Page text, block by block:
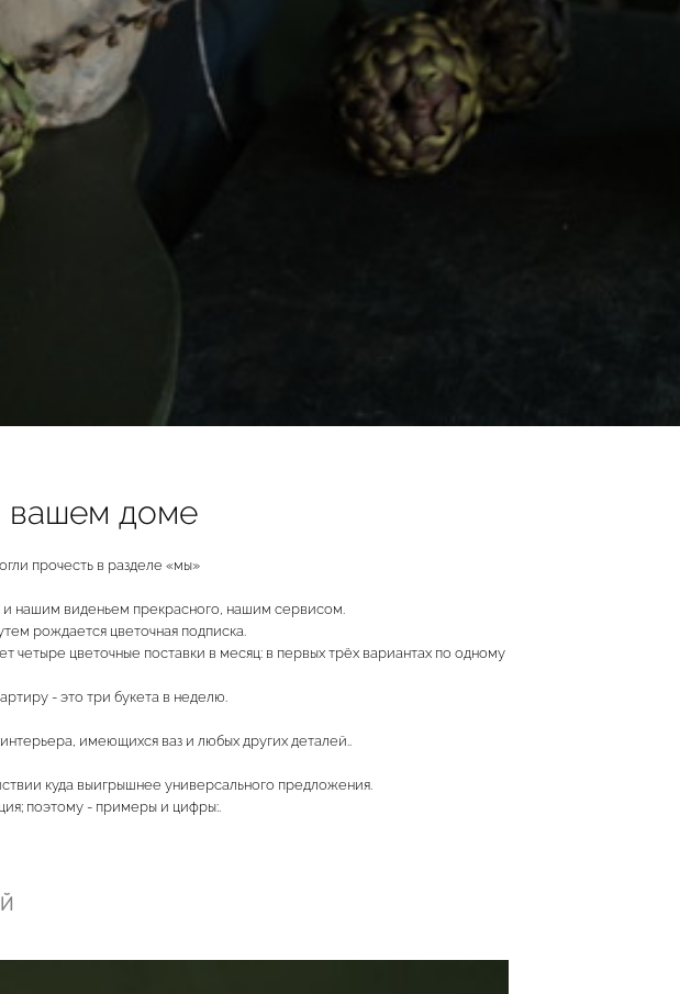
вашем доме
прочесть в разделе «мы»
и нашим виденьем прекрасного, нашим сервисом.
рождается цветочная подписка.
цветочные поставки в месяц: в первых трёх вариантах по одному
- это три букета в неделю.
имеющихся ваз и любых других деталей..
куда выигрышнее универсального предложения.
поэтому - примеры и цифры:.